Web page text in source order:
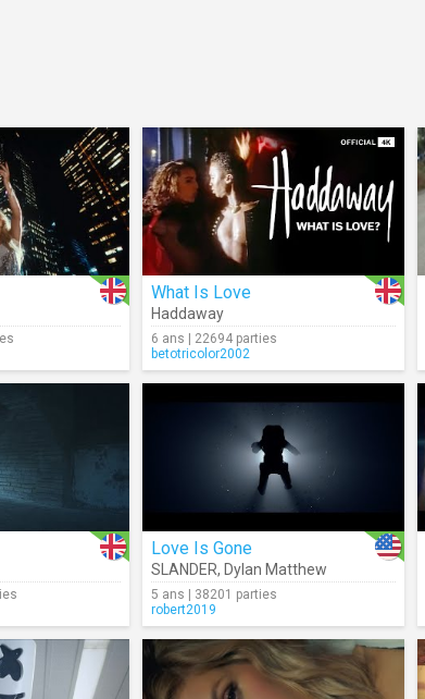
What Is Love
Haddaway
6 ans | 22694 parties
betotricolor2002
Love Is Gone
SLANDER, Dylan Matthew
5 ans | 38201 parties
robert2019